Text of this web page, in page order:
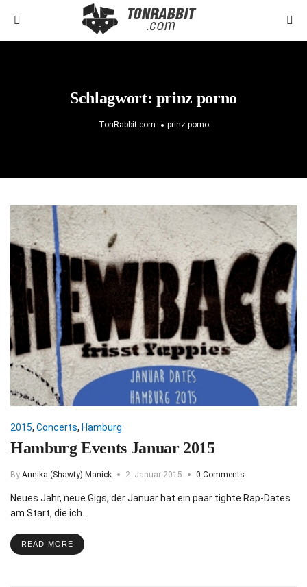
Schlagwort: prinz porno
TonRabbit.com prinz porno
2015, Concerts, Hamburg
Hamburg Events Januar 2015
By Annika (Shawty) Manick 2. Januar 2015 0 Comments
Neues Jahr, neue Gigs, der Januar hat ein paar tighte Rap-Dates
am Start, die ich…
READ MORE